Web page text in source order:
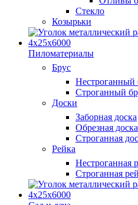
Стекло
Козырьки
Пиломатериалы
Брус
Нестроганный
Строганный
Доски
Заборная доска
Обрезная доска
Строганная
Рейка
Нестроганная
Строганная